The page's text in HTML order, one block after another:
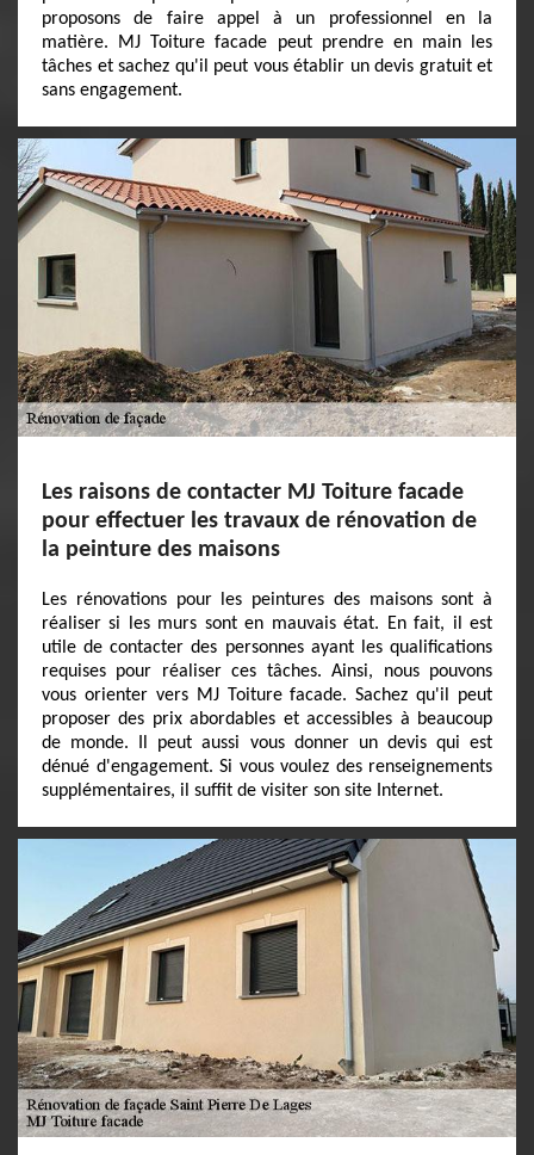
proposons de faire appel à un professionnel en la
matière. MJ Toiture facade peut prendre en main les
tâches et sachez qu'il peut vous établir un devis gratuit et
sans engagement.
Les raisons de contacter MJ Toiture facade
pour effectuer les travaux de rénovation de
la peinture des maisons
Les rénovations pour les peintures des maisons sont à
réaliser si les murs sont en mauvais état. En fait, il est
utile de contacter des personnes ayant les qualifications
requises pour réaliser ces tâches. Ainsi, nous pouvons
vous orienter vers MJ Toiture facade. Sachez qu'il peut
proposer des prix abordables et accessibles à beaucoup
de monde. Il peut aussi vous donner un devis qui est
dénué d'engagement. Si vous voulez des renseignements
supplémentaires, il suffit de visiter son site Internet.